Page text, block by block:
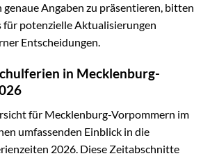
genaue Angaben zu präsentieren, bitten
für potenzielle Aktualisierungen
Entscheidungen.
in Mecklenburg-
für Mecklenburg-Vorpommern im
umfassenden Einblick in die
2026. Diese Zeitabschnitte